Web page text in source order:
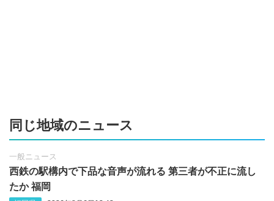
同じ地域のニュース
一般ニュース
西鉄の駅構内で下品な音声が流れる 第三者が不正に流し
たか 福岡